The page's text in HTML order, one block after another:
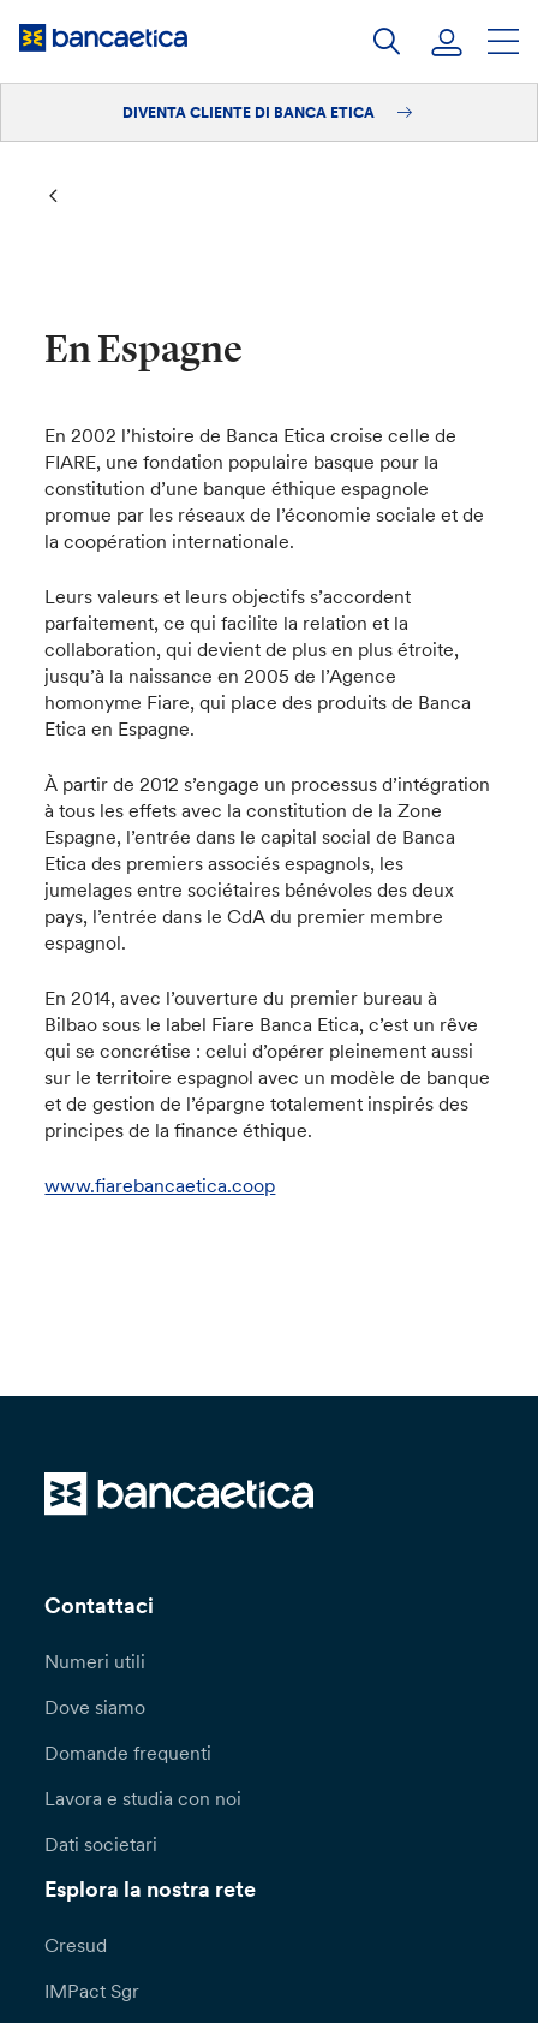
DIVENTA CLIENTE DI BANCA ETICA
En Espagne
En 2002 l’histoire de Banca Etica croise celle de
FIARE, une fondation populaire basque pour la
constitution d’une banque éthique espagnole
promue par les réseaux de l’économie sociale et de
la coopération internationale.
Leurs valeurs et leurs objectifs s’accordent
parfaitement, ce qui facilite la relation et la
collaboration, qui devient de plus en plus étroite,
jusqu’à la naissance en 2005 de l’Agence
homonyme Fiare, qui place des produits de Banca
Etica en Espagne.
À partir de 2012 s’engage un processus d’intégration
à tous les effets avec la constitution de la Zone
Espagne, l’entrée dans le capital social de Banca
Etica des premiers associés espagnols, les
jumelages entre sociétaires bénévoles des deux
pays, l’entrée dans le CdA du premier membre
espagnol.
En 2014, avec l’ouverture du premier bureau à
Bilbao sous le label Fiare Banca Etica, c’est un rêve
qui se concrétise : celui d’opérer pleinement aussi
sur le territoire espagnol avec un modèle de banque
et de gestion de l’épargne totalement inspirés des
principes de la finance éthique.
www.fiarebancaetica.coop
Contattaci
Numeri utili
Dove siamo
Domande frequenti
Lavora e studia con noi
Dati societari
Esplora la nostra rete
Cresud
IMPact Sgr